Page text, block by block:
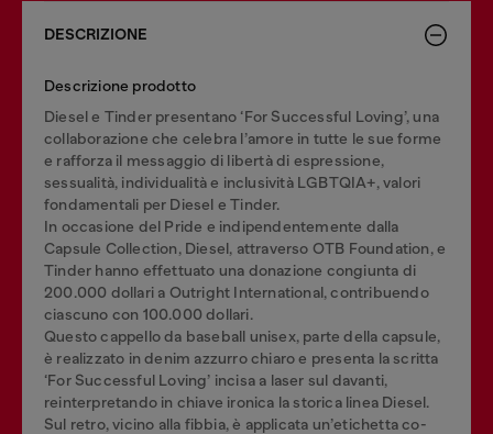
DESCRIZIONE
Descrizione prodotto
Diesel e Tinder presentano ‘For Successful Loving’, una
collaborazione che celebra l’amore in tutte le sue forme
e rafforza il messaggio di libertà di espressione,
sessualità, individualità e inclusività LGBTQIA+, valori
fondamentali per Diesel e Tinder.
In occasione del Pride e indipendentemente dalla
Capsule Collection, Diesel, attraverso OTB Foundation, e
Tinder hanno effettuato una donazione congiunta di
200.000 dollari a Outright International, contribuendo
ciascuno con 100.000 dollari.
Questo cappello da baseball unisex, parte della capsule,
è realizzato in denim azzurro chiaro e presenta la scritta
‘For Successful Loving’ incisa a laser sul davanti,
reinterpretando in chiave ironica la storica linea Diesel.
Sul retro, vicino alla fibbia, è applicata un’etichetta co-